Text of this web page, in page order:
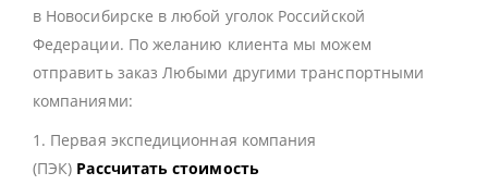
в Новосибирске в любой уголок Российской
Федерации. По желанию клиента мы можем
отправить заказ Любыми другими транспортными
компаниями:
1. Первая экспедиционная компания
(ПЭК) Рассчитать стоимость